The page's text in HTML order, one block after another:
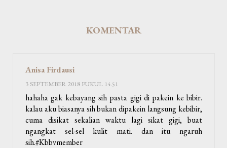
KOMENTAR
Anisa Firdausi
3 SEPTEMBER 2018 PUKUL 14.51
hahaha gak kebayang sih pasta gigi di pakein ke bibir.
kalau aku biasanya sih bukan dipakein langsung kebibir,
cuma disikat sekalian waktu lagi sikat gigi, buat
ngangkat sel-sel kulit mati. dan itu ngaruh
sih.#Kbbvmember